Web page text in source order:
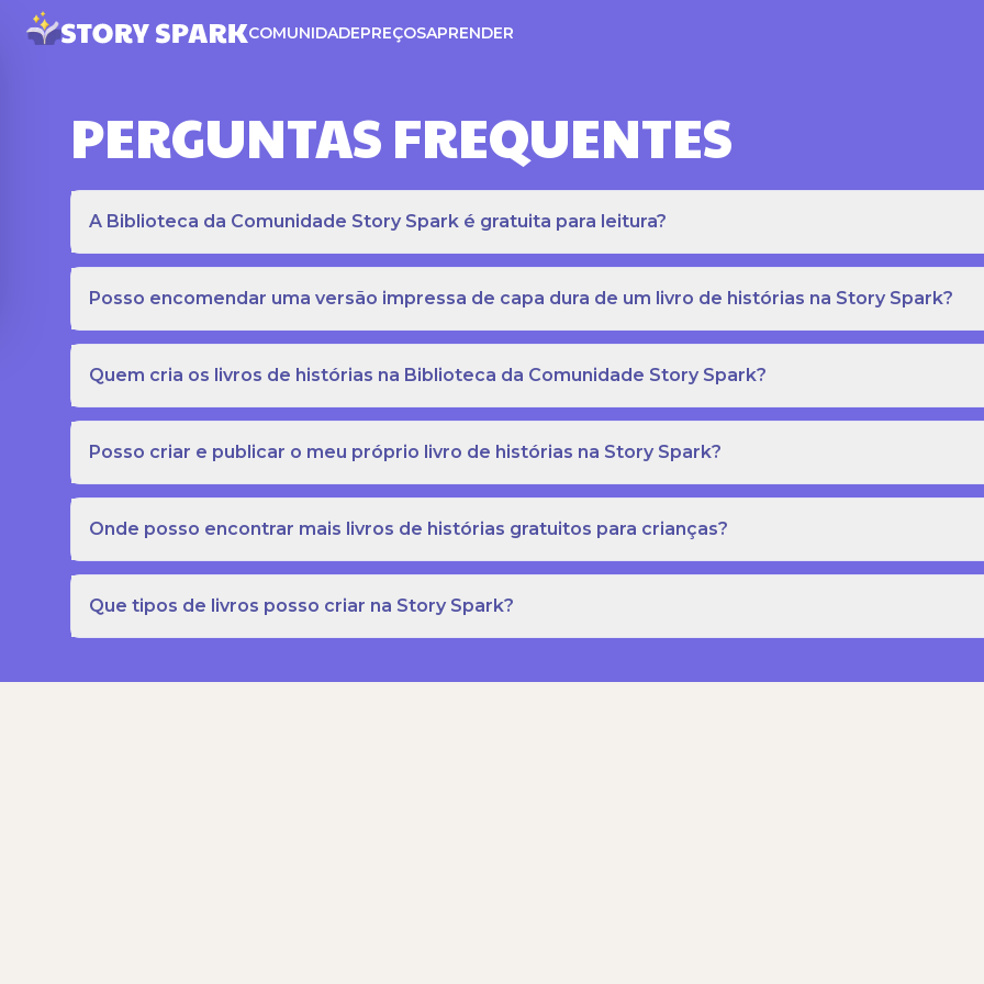
COMUNIDADEPREÇOSAPRENDER
PERGUNTAS FREQUENTES
A Biblioteca da Comunidade Story Spark é gratuita para leitura?
Posso encomendar uma versão impressa de capa dura de um livro de histórias na Story Spark?
Quem cria os livros de histórias na Biblioteca da Comunidade Story Spark?
Posso criar e publicar o meu próprio livro de histórias na Story Spark?
Onde posso encontrar mais livros de histórias gratuitos para crianças?
Que tipos de livros posso criar na Story Spark?